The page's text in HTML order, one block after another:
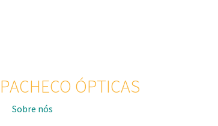
PACHECO ÓPTICAS
Sobre nós